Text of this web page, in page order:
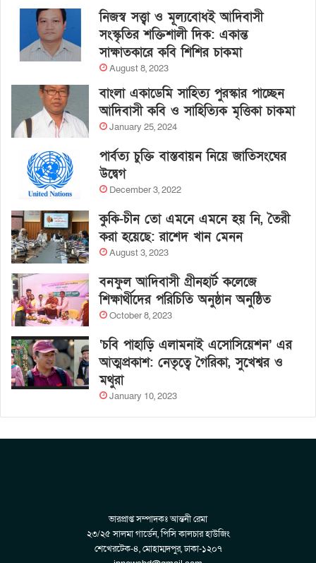
নিজস্ব সত্ত্বা ও মূল্যবোধই আদিবাসী
সংস্কৃতির শক্তিশালী দিক: একান্ত
সাক্ষাতকারে কবি শিশির চাকমা
August 8, 2023
বাংলা একাডেমি সাহিত্য পুরস্কার পাচ্ছেন
আদিবাসী কবি ও সাহিত্যিক মৃত্তিকা চাকমা
January 25, 2024
পার্বত্য চুক্তি বাস্তবায়ন নিয়ে জাতিসংঘের
উদ্বেগ
December 3, 2022
কুকি-চীন তো এমনে এমনে হয় নি, তৈরী
করা হয়েছে: রাশেদ খান মেনন
August 3, 2023
বনফুল আদিবাসী গ্রীনহার্ট কলেজে
শিক্ষার্থীদের পরিচিতি অনুষ্ঠান অনুষ্ঠিত
October 8, 2023
‘চবি পাহাড়ি এলামনাই এসোসিয়েশন’ এর
আত্মপ্রকাশ: নেতৃত্বে গৈরিকা, সুখেশ্বর ও
মথুরা
January 10, 2023
ভারপ্রাপ্ত সম্পাদকঃ আন্তনী রেমা
২৩/২৫ সালমা গার্ডেন, পিসি কালচার হাউজিং
শেখেরটেক-৪, মোহাম্মদপুর, ঢাকা-১২০৭